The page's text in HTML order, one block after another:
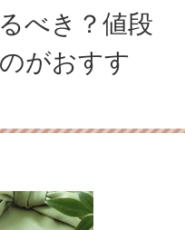
べき？値段
がおすす